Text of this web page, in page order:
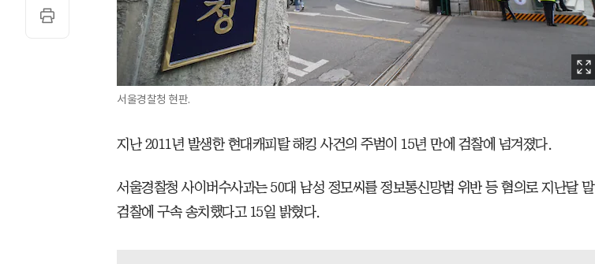
서울경찰청 현판.
지난 2011년 발생한 현대캐피탈 해킹 사건의 주범이 15년 만에 검찰에 넘겨졌다.
서울경찰청 사이버수사과는 50대 남성 정모씨를 정보통신망법 위반 등 혐의로 지난달 말
검찰에 구속 송치했다고 15일 밝혔다.